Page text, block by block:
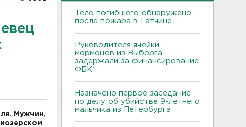
Мужчин,
Тело погибшего обнаружено
после пожара в Гатчине
Руководителя ячейки
мормонов из Выборга
задержали за финансирование
ФБК*
Назначено первое заседание
по делу об убийстве 9-летнего
мальчика из Петербурга